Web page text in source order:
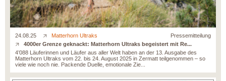
24.08.25 Matterhorn Ultraks
Pressemitteilung
4000er Grenze geknackt: Matterhorn Ultraks begeistert mit Re...
4’088 Läuferinnen und Läufer aus aller Welt haben an der 13. Ausgabe des
Matterhorn Ultraks vom 22. bis 24. August 2025 in Zermatt teilgenommen – so
viele wie noch nie. Packende Duelle, emotionale Zie...